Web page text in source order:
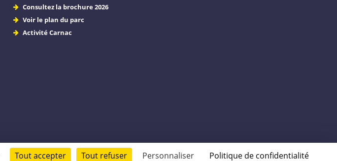
Consultez la brochure 2026
Voir le plan du parc
Activité Carnac
Tout accepter Tout refuser Personnaliser Politique de confidentialité